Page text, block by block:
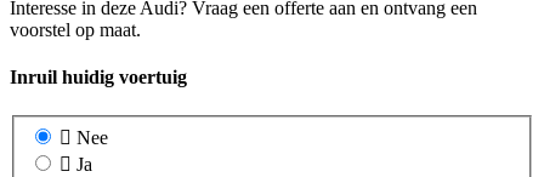
Interesse in deze Audi? Vraag een offerte aan en ontvang een
voorstel op maat.
Inruil huidig voertuig
Nee
Ja